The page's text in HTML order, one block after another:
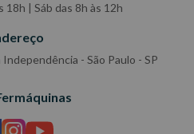
18h | Sáb das 8h às 12h
- São Paulo - SP